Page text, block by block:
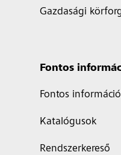
Gazdasági
Fontos
Fontos
Katalógusok
Rendszerkereső